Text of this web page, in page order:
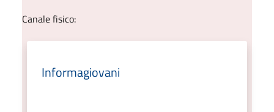
Canale fisico:
Informagiovani